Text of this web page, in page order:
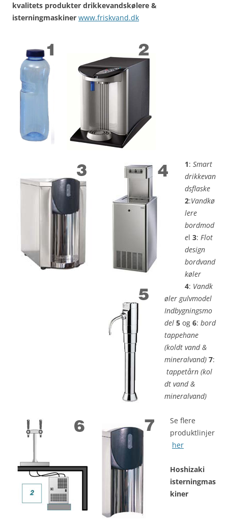
kvalitets produkter drikkevandskølere &
isterningmaskiner www.friskvand.dk
1: Smart
drikkevan
dsflaske
2:Vandkø
lere
bordmod
el 3: Flot
design
bordvand
køler
4: Vandk
øler gulvmodel
Indbygningsmo
del 5 og 6: bord
tappehane
(koldt vand &
mineralvand) 7:
tappetårn (kol
dt vand &
mineralvand)
Se flere
produktlinjer
her
Hoshizaki
isterningmas
kiner